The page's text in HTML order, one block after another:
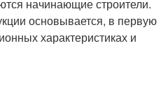
начинающие строители.
основывается, в первую
характеристиках и